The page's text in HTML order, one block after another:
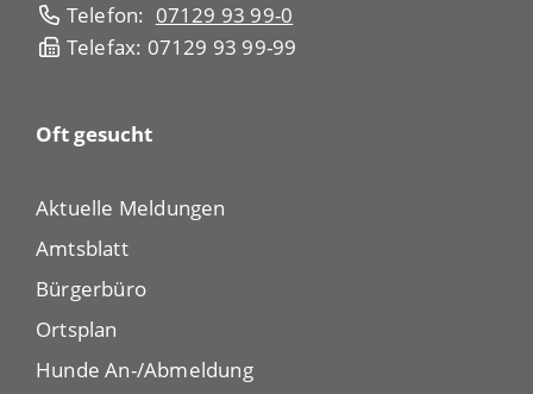
Telefon: 07129 93 99-0
Telefax: 07129 93 99-99
Oft gesucht
Aktuelle Meldungen
Amtsblatt
Bürgerbüro
Ortsplan
Hunde An-/Abmeldung